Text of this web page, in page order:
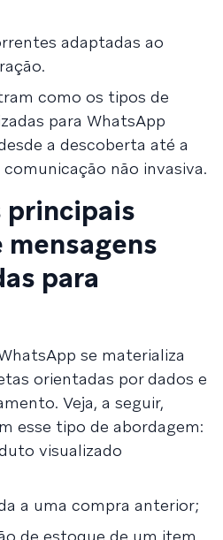
adaptadas ao
como os tipos de
para WhatsApp
a descoberta até a
não invasiva.
principais
mensagens
para
se materializa
orientadas por dados e
Veja, a seguir,
esse tipo de abordagem:
visualizado
a uma compra anterior;
de estoque de um item